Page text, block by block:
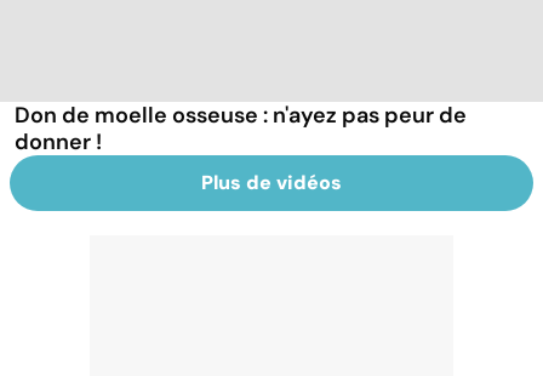
Don de moelle osseuse : n'ayez pas peur de
donner !
Plus de vidéos